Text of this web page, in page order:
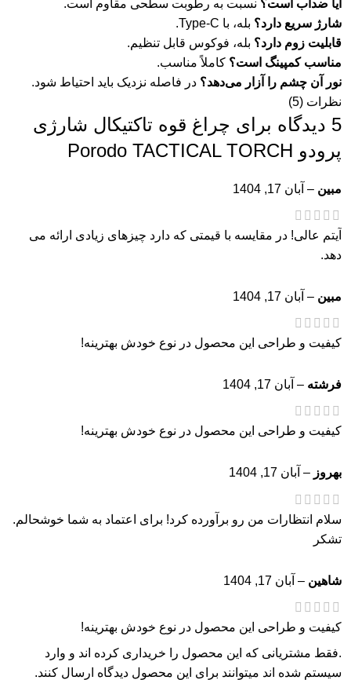
آیا ضدآب است؟ نسبت به رطوبت سطحی مقاوم است.
شارژ سریع دارد؟ بله، با Type-C.
قابلیت زوم دارد؟ بله، فوکوس قابل تنظیم.
مناسب کمپینگ است؟ کاملاً مناسب.
نور آن چشم را آزار می‌دهد؟ در فاصله نزدیک باید احتیاط شود.
نظرات (5)
5 دیدگاه برای
چراغ قوه تاکتیکال شارژی
پرودو Porodo TACTICAL TORCH
مبین – آبان 17, 1404
آیتم عالی! در مقایسه با قیمتی که دارد چیزهای زیادی ارائه می
دهد.
مبین – آبان 17, 1404
کیفیت و طراحی این محصول در نوع خودش بهترینه!
فرشته – آبان 17, 1404
کیفیت و طراحی این محصول در نوع خودش بهترینه!
بهروز – آبان 17, 1404
سلام انتظارات من رو برآورده کرد! برای اعتماد به شما خوشحالم.
تشکر
شاهین – آبان 17, 1404
کیفیت و طراحی این محصول در نوع خودش بهترینه!
.فقط مشتریانی که این محصول را خریداری کرده اند و وارد
سیستم شده اند میتوانند برای این محصول دیدگاه ارسال کنند.